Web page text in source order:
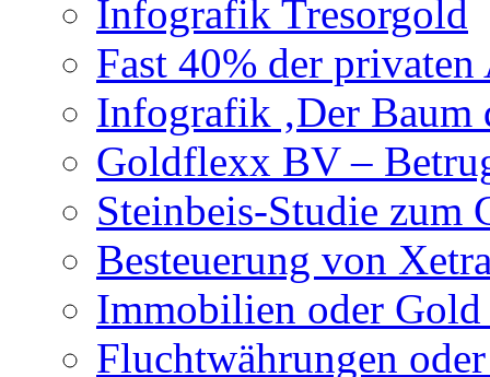
Infografik Tresorgold
Fast 40% der
Infografik ‚Der Baum
Goldflexx BV –
Steinbeis-Studie zum
Besteuerung von
Immobilien oder Gold
Fluchtwährungen